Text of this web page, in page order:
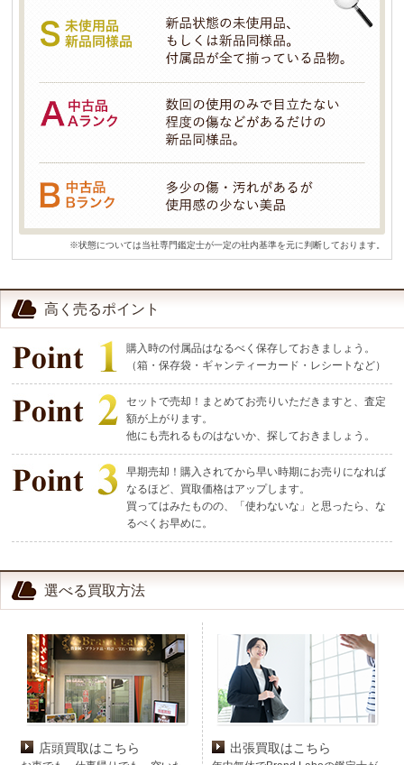
※状態については当社専門鑑定士が一定の社内基準を元に判断しております。
高く売るポイント
購入時の付属品はなるべく保存しておきましょう。
（箱・保存袋・ギャンティーカード・レシートなど）
セットで売却！まとめてお売りいただきますと、査定
額が上がります。
他にも売れるものはないか、探しておきましょう。
早期売却！購入されてから早い時期にお売りになれば
なるほど、買取価格はアップします。
買ってはみたものの、「使わないな」と思ったら、な
るべくお早めに。
選べる買取方法
店頭買取はこちら 出張買取はこちら